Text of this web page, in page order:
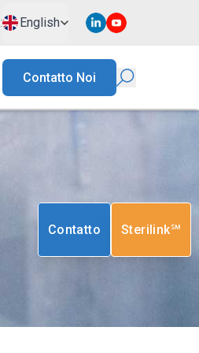
: English
Contatto Noi
Contatto Sterilink℠